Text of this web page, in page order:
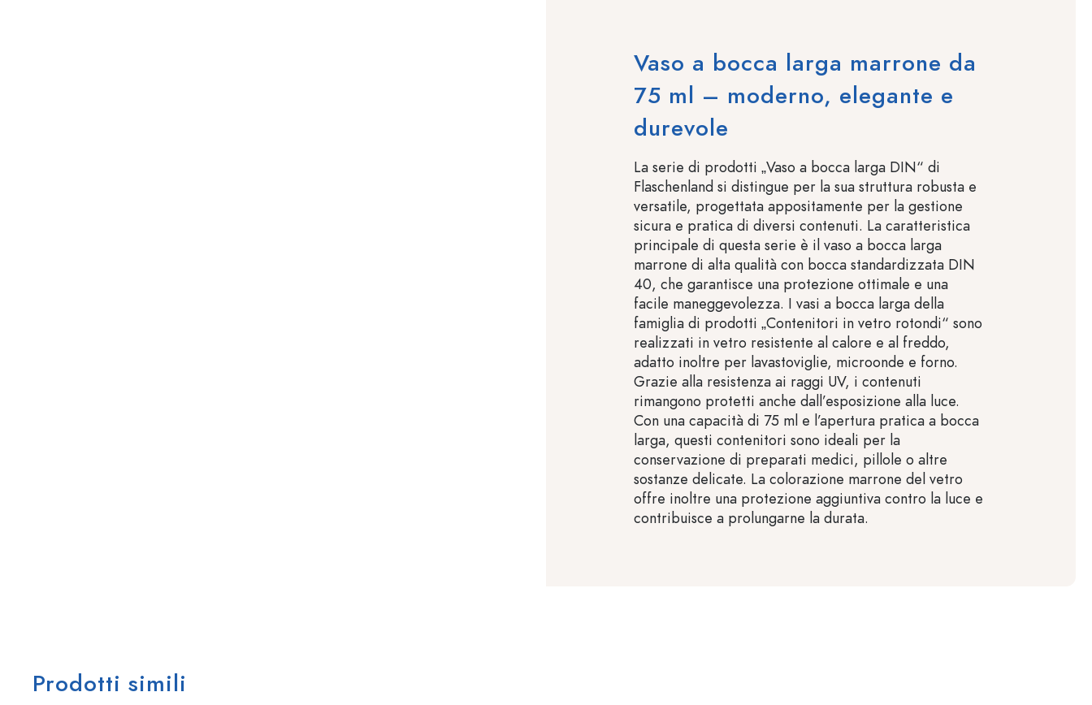
Vaso a bocca larga marrone da
75 ml – moderno, elegante e
durevole
La serie di prodotti „Vaso a bocca larga DIN“ di
Flaschenland si distingue per la sua struttura robusta e
versatile, progettata appositamente per la gestione
sicura e pratica di diversi contenuti. La caratteristica
principale di questa serie è il vaso a bocca larga
marrone di alta qualità con bocca standardizzata DIN
40, che garantisce una protezione ottimale e una
facile maneggevolezza. I vasi a bocca larga della
famiglia di prodotti „Contenitori in vetro rotondi“ sono
realizzati in vetro resistente al calore e al freddo,
adatto inoltre per lavastoviglie, microonde e forno.
Grazie alla resistenza ai raggi UV, i contenuti
rimangono protetti anche dall’esposizione alla luce.
Con una capacità di 75 ml e l’apertura pratica a bocca
larga, questi contenitori sono ideali per la
conservazione di preparati medici, pillole o altre
sostanze delicate. La colorazione marrone del vetro
offre inoltre una protezione aggiuntiva contro la luce e
contribuisce a prolungarne la durata.
Prodotti simili